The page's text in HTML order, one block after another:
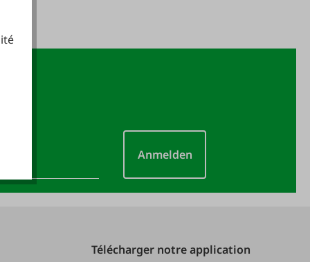
Anmelden
Télécharger notre application
fonctionnels